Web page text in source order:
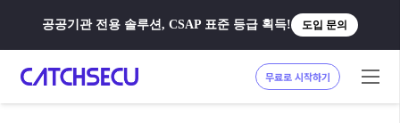
공공기관 전용 솔루션, CSAP 표준 등급 획득! 도입 문의
무료로 시작하기